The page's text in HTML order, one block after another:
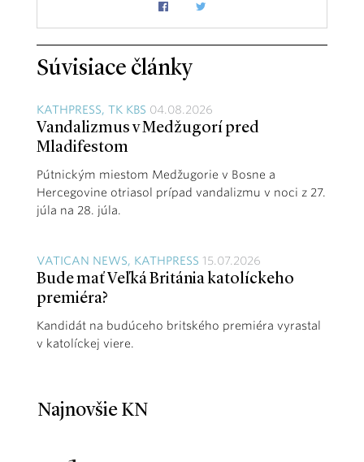
Súvisiace články
KATHPRESS, TK KBS 04.08.2026
Vandalizmus v Medžugorí pred
Mladifestom
Pútnickým miestom Medžugorie v Bosne a
Hercegovine otriasol prípad vandalizmu v noci z 27.
júla na 28. júla.
VATICAN NEWS, KATHPRESS 15.07.2026
Bude mať Veľká Británia katolíckeho
premiéra?
Kandidát na budúceho britského premiéra vyrastal
v katolíckej viere.
Najnovšie KN